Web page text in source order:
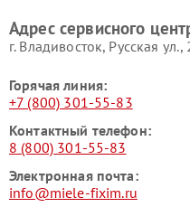
Miele
Адрес сервисного
г. Владивосток, Русская ул.,
Горячая линия:
+7 (800) 301-55-83
Контактный телефон:
8 (800) 301-55-83
Электронная почта:
info@miele-fixim.ru